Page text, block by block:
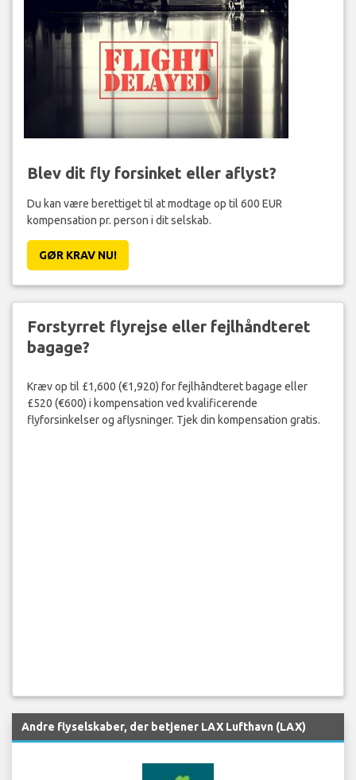
Blev dit fly forsinket eller aflyst?
Du kan være berettiget til at modtage op til 600 EUR
kompensation pr. person i dit selskab.
GØR KRAV NU!
Forstyrret flyrejse eller fejlhåndteret
bagage?
Kræv op til £1,600 (€1,920) for fejlhåndteret bagage eller
£520 (€600) i kompensation ved kvalificerende
flyforsinkelser og aflysninger. Tjek din kompensation gratis.
Andre flyselskaber, der betjener LAX Lufthavn (LAX)